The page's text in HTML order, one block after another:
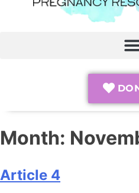
Month:
Article 4